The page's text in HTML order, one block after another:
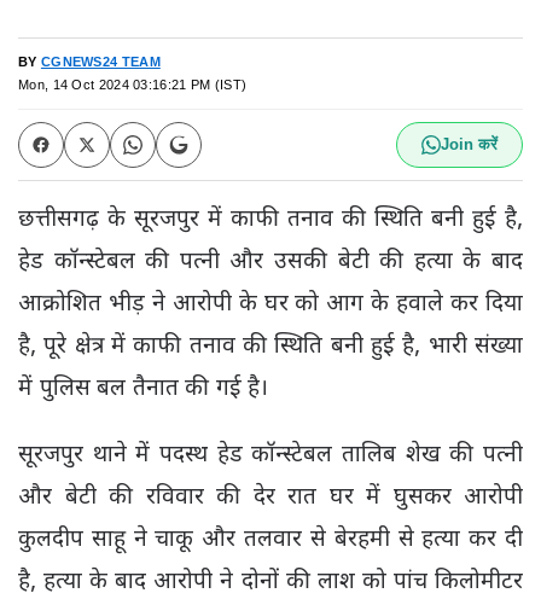
BY CGNEWS24 TEAM
Mon, 14 Oct 2024 03:16:21 PM (IST)
Join करें
छत्तीसगढ़ के सूरजपुर में काफी तनाव की स्थिति बनी हुई है,
हेड कॉन्स्टेबल की पत्नी और उसकी बेटी की हत्या के बाद
आक्रोशित भीड़ ने आरोपी के घर को आग के हवाले कर दिया
है, पूरे क्षेत्र में काफी तनाव की स्थिति बनी हुई है, भारी संख्या
में पुलिस बल तैनात की गई है।
सूरजपुर थाने में पदस्थ हेड कॉन्स्टेबल​​​​​ तालिब शेख की पत्नी
और बेटी की रविवार की देर रात घर में घुसकर आरोपी
कुलदीप साहू ने चाकू और तलवार से बेरहमी से हत्या कर दी
है, हत्या के बाद आरोपी ने दोनों की लाश को पांच किलोमीटर